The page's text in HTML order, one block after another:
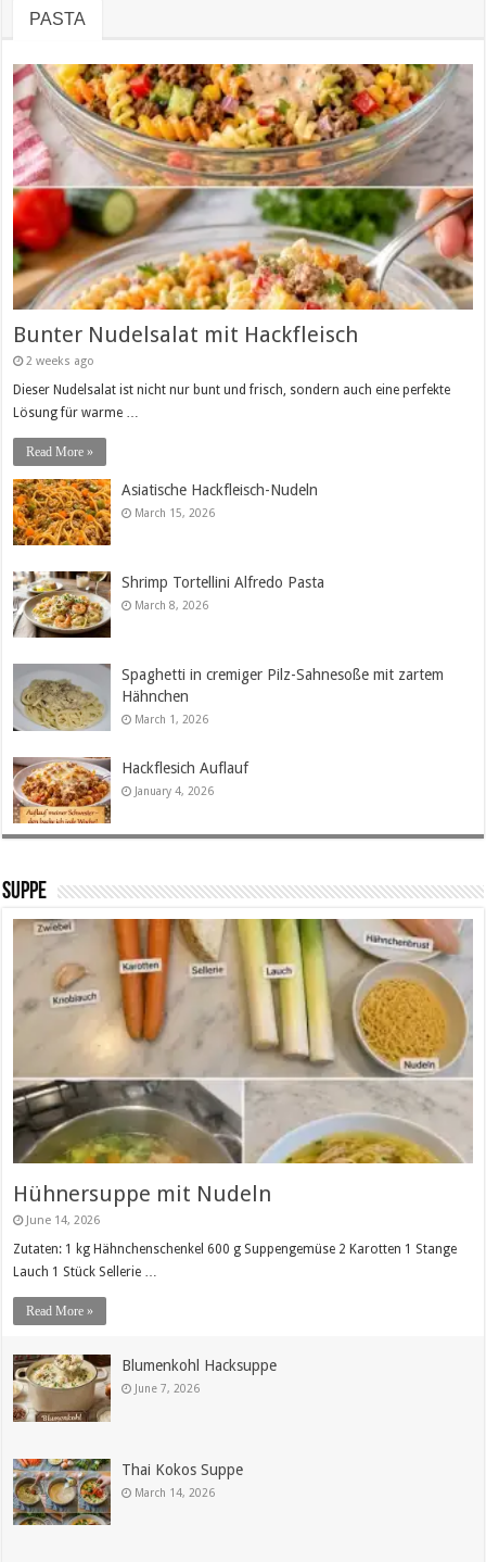
PASTA
Bunter Nudelsalat mit Hackfleisch
2 weeks ago
Dieser Nudelsalat ist nicht nur bunt und frisch, sondern auch eine perfekte
Lösung für warme …
Read More »
Asiatische Hackfleisch-Nudeln
March 15, 2026
Shrimp Tortellini Alfredo Pasta
March 8, 2026
Spaghetti in cremiger Pilz-Sahnesoße mit zartem
Hähnchen
March 1, 2026
Hackflesich Auflauf
January 4, 2026
SUPPE
Hühnersuppe mit Nudeln
June 14, 2026
Zutaten: 1 kg Hähnchenschenkel 600 g Suppengemüse 2 Karotten 1 Stange
Lauch 1 Stück Sellerie …
Read More »
Blumenkohl Hacksuppe
June 7, 2026
Thai Kokos Suppe
March 14, 2026